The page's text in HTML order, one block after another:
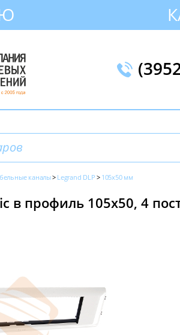
каналы Legrand DLP 105x50 мм
в профиль 105x50, 4